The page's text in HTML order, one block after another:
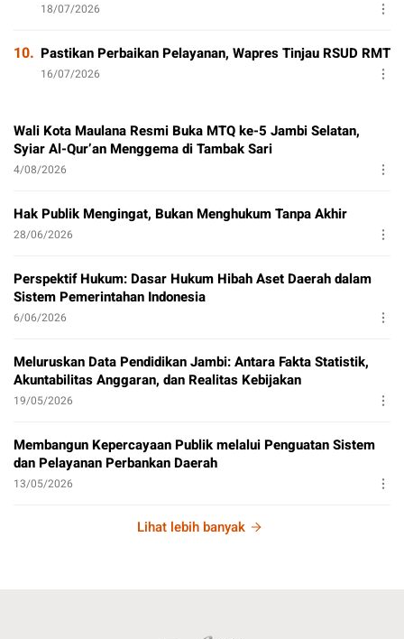
18/07/2026
10. Pastikan Perbaikan Pelayanan, Wapres Tinjau RSUD RMT
16/07/2026
Wali Kota Maulana Resmi Buka MTQ ke-5 Jambi Selatan,
Syiar Al-Qur’an Menggema di Tambak Sari
4/08/2026
Hak Publik Mengingat, Bukan Menghukum Tanpa Akhir
28/06/2026
Perspektif Hukum: Dasar Hukum Hibah Aset Daerah dalam
Sistem Pemerintahan Indonesia
6/06/2026
Meluruskan Data Pendidikan Jambi: Antara Fakta Statistik,
Akuntabilitas Anggaran, dan Realitas Kebijakan
19/05/2026
Membangun Kepercayaan Publik melalui Penguatan Sistem
dan Pelayanan Perbankan Daerah
13/05/2026
Lihat lebih banyak